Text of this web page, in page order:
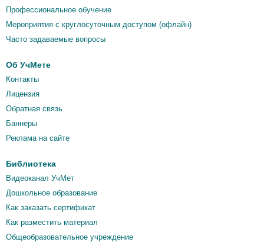
Профессиональное обучение
Мероприятия c круглосуточным доступом (офлайн)
Часто задаваемые вопросы
Об УчМете
Контакты
Лицензия
Обратная связь
Баннеры
Реклама на сайте
Библиотека
Видеоканал УчМет
Дошкольное образование
Как заказать сертификат
Как разместить материал
Общеобразовательное учреждение